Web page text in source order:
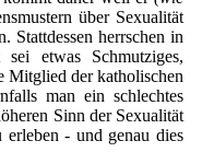
über Sexualität
Stattdessen herrschen in
etwas Schmutziges,
Mitglied der katholischen
man ein schlechtes
Sinn der Sexualität
- und genau dies